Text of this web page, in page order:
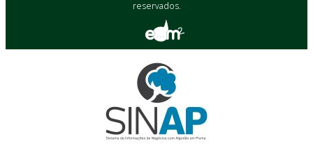
reservados.